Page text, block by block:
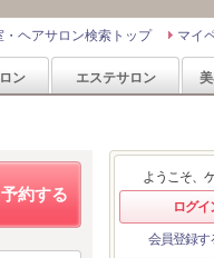
マイ
・ヘアサロン検索トップ
ン エステサロン
約する
ようこそ、
ログイ
会員登録す